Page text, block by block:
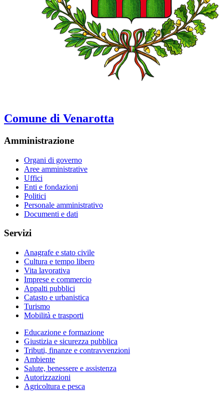
Comune di Venarotta
Amministrazione
Organi di governo
Aree amministrative
Uffici
Enti e fondazioni
Politici
Personale amministrativo
Documenti e dati
Servizi
Anagrafe e stato civile
Cultura e tempo libero
Vita lavorativa
Imprese e commercio
Appalti pubblici
Catasto e urbanistica
Turismo
Mobilità e trasporti
Educazione e formazione
Giustizia e sicurezza pubblica
Tributi, finanze e contravvenzioni
Ambiente
Salute, benessere e assistenza
Autorizzazioni
Agricoltura e pesca